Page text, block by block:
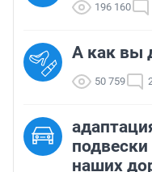
196 160
А как вы
50 759
наших